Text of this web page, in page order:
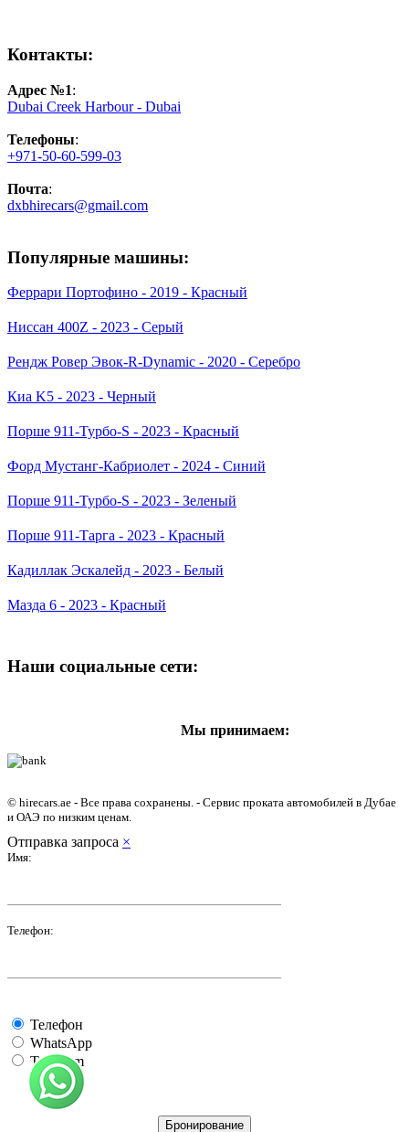
Контакты:
Адрес №1:
Dubai Creek Harbour - Dubai
Телефоны:
+971-50-60-599-03
Почта:
dxbhirecars@gmail.com
Популярные машины:
Феррари Портофино - 2019 - Красный
Ниссан 400Z - 2023 - Серый
Рендж Ровер Эвок-R-Dynamic - 2020 - Серебро
Киа K5 - 2023 - Черный
Порше 911-Турбо-S - 2023 - Красный
Форд Мустанг-Кабриолет - 2024 - Синий
Порше 911-Турбо-S - 2023 - Зеленый
Порше 911-Тарга - 2023 - Красный
Кадиллак Эскалейд - 2023 - Белый
Мазда 6 - 2023 - Красный
Наши социальные сети:
Мы принимаем:
© hirecars.ae - Все права сохранены. - Сервис проката автомобилей в Дубае
и ОАЭ по низким ценам.
Отправка запроса ×
Имя:
Телефон:
Телефон
WhatsApp
Telegram
Бронирование